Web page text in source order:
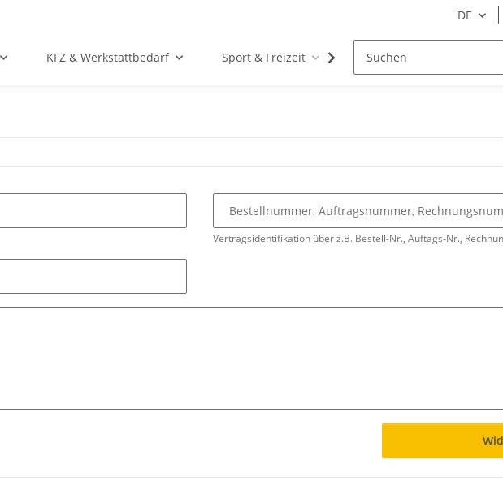
DE
KFZ & Werkstattbedarf Sport & Freizeit Tierbedarf
Vertragsidentifikation über z.B. Bestell-Nr., Auftags-Nr.,
Bestellnummer, Auftragsnummer,